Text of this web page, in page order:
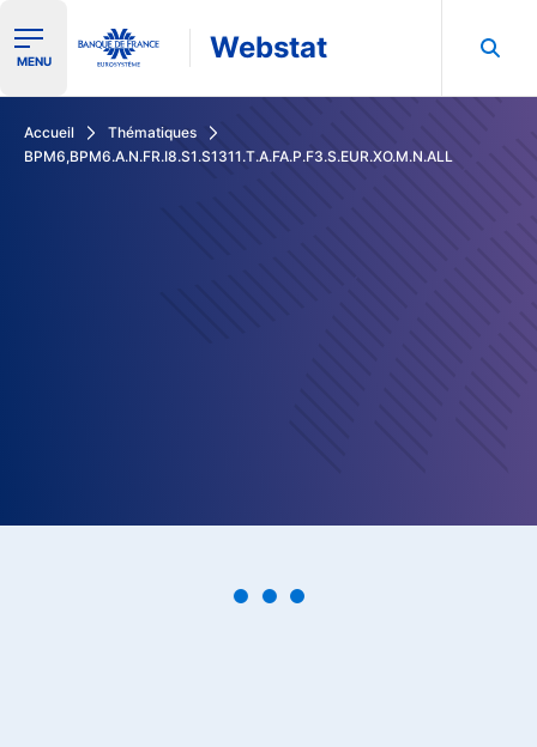
Ouvrir le menu de navigation
MENU Webstat
Accueil
Thématiques
BPM6,BPM6.A.N.FR.I8.S1.S1311.T.A.FA.P.F3.S.EUR.XO.M.N.ALL